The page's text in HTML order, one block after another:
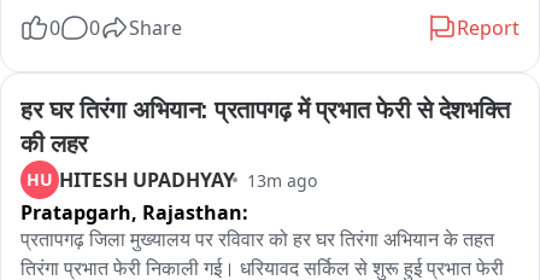
जिसमें SDM सोनू कुमारी, अतिरिक्त पुलिस अधीक्षक नरपत सिंह, डीएसपी
सभी अधिकारी और स्कूली बच्चे शामिल हुए। तिरंगा यात्रा में देशभक्ति गीतों
के साथ भारत माता जय के नारों से पुरा शहर गूंज उठा। यह रैली कलेक्ट्री
से होते हुए गांधी मूर्ति और भीतर शहर होते हुए पुनः कलेक्ट्री पहुंची जहाँ
इसका समापन हुआ।
0 0 Share Report
हर घर तिरंगा अभियान: प्रतापगढ़ में प्रभात फेरी से देशभक्ति
की लहर
HU HITESH UPADHYAY 13m ago
Pratapgarh, Rajasthan:
प्रतापगढ़ जिला मुख्यालय पर रविवार को हर घर तिरंगा अभियान के तहत
तिरंगा प्रभात फेरी निकाली गई। धरियावद सर्किल से शुरू हुई प्रभात फेरी